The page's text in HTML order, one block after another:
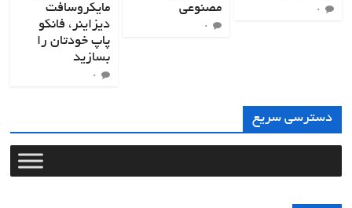
۰
مصنوعی
۰
مایکروسافت
دیزاینر، فانکو
پاپ خودتان را
بسازید
۰
دسترسی سریع